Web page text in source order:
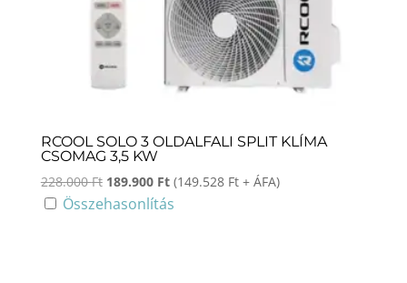
RCOOL SOLO 3 OLDALFALI SPLIT KLÍMA
CSOMAG 3,5 KW
228.000Ft Original
price
189.900 FtCurrent
price
(149.528 Ft+ ÁFA)
Összehasonlítás